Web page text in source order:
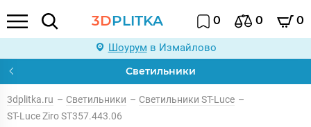
3DPLITKA 0 0 0
Шоурум в Измайлово
Светильники
3dplitka.ru – Светильники – Светильники ST-Luce –
ST-Luce Ziro ST357.443.06